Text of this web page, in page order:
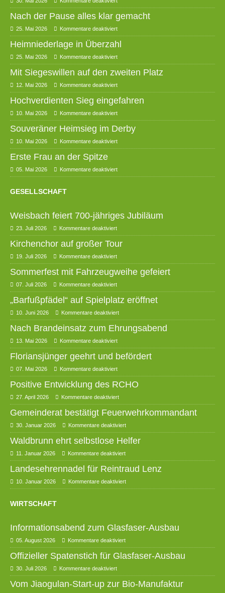
Nach der Pause alles klar gemacht
25. Mai 2026 Kommentare deaktiviert
Heimniederlage in Überzahl
25. Mai 2026 Kommentare deaktiviert
Mit Siegeswillen auf den zweiten Platz
12. Mai 2026 Kommentare deaktiviert
Hochverdienten Sieg eingefahren
10. Mai 2026 Kommentare deaktiviert
Souveräner Heimsieg im Derby
10. Mai 2026 Kommentare deaktiviert
Erste Frau an der Spitze
05. Mai 2026 Kommentare deaktiviert
GESELLSCHAFT
Weisbach feiert 700-jähriges Jubiläum
23. Juli 2026 Kommentare deaktiviert
Kirchenchor auf großer Tour
19. Juli 2026 Kommentare deaktiviert
Sommerfest mit Fahrzeugweihe gefeiert
07. Juli 2026 Kommentare deaktiviert
„Barfußpfädel“ auf Spielplatz eröffnet
10. Juni 2026 Kommentare deaktiviert
Nach Brandeinsatz zum Ehrungsabend
13. Mai 2026 Kommentare deaktiviert
Floriansjünger geehrt und befördert
07. Mai 2026 Kommentare deaktiviert
Positive Entwicklung des RCHO
27. April 2026 Kommentare deaktiviert
Gemeinderat bestätigt Feuerwehrkommandant
30. Januar 2026 Kommentare deaktiviert
Waldbrunn ehrt selbstlose Helfer
11. Januar 2026 Kommentare deaktiviert
Landesehrennadel für Reintraud Lenz
10. Januar 2026 Kommentare deaktiviert
WIRTSCHAFT
Informationsabend zum Glasfaser-Ausbau
05. August 2026 Kommentare deaktiviert
Offizieller Spatenstich für Glasfaser-Ausbau
30. Juli 2026 Kommentare deaktiviert
Vom Jiaogulan-Start-up zur Bio-Manufaktur